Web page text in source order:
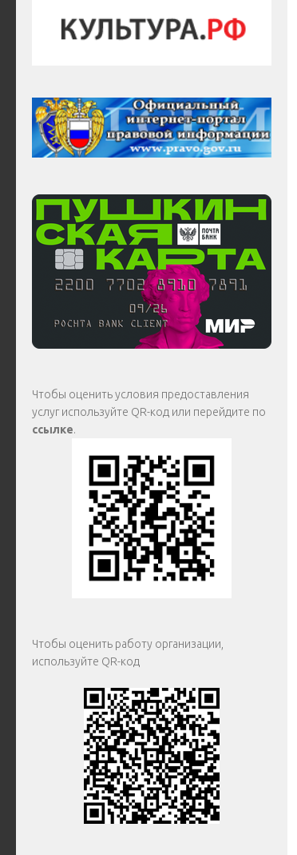
Чтобы оценить условия предоставления
услуг используйте QR-код или перейдите по
ссылке.
Чтобы оценить работу организации,
используйте QR-код